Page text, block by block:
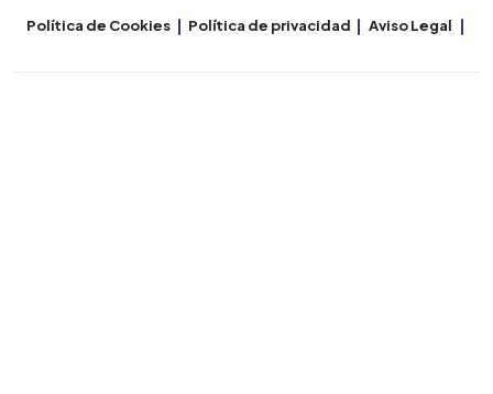
Política de Cookies Política de privacidad Aviso Legal